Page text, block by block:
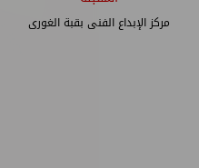
مركز الإبداع الفنى بقبة الغورى